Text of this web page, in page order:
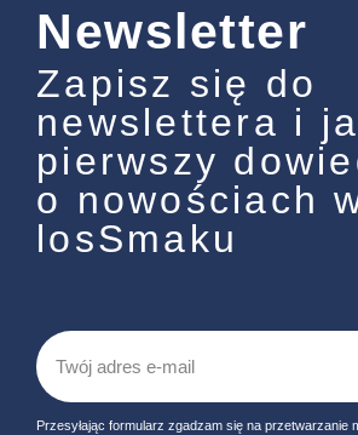
Newsletter
Zapisz się do
newslettera i
pierwszy
o nowościach
losSmaku
Przesyłając formularz zgadzam się na przetwarzanie